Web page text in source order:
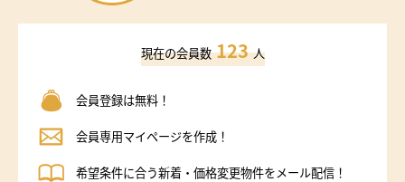
現在の会員数 123 人
会員登録は無料！
会員専用マイページを作成！
希望条件に合う新着・価格変更物件をメール配信！